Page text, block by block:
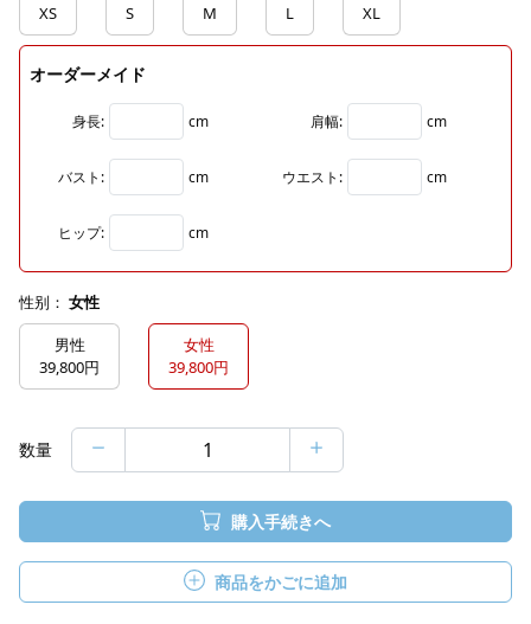
XS
S M L XL
オーダーメイド
身長: cm 肩幅: cm
バスト: cm ウエスト: cm
ヒップ: cm
性别： 女性
男性
39,800円
女性
39,800円
数量
購入手続きへ
商品をかごに追加